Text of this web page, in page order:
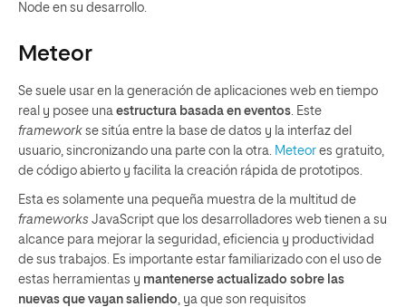
Node en su desarrollo.
Meteor
Se suele usar en la generación de aplicaciones web en tiempo
real y posee una estructura basada en eventos . Este
framework se sitúa entre la base de datos y la interfaz del
usuario, sincronizando una parte con la otra.
Meteor es gratuito,
de código abierto y facilita la creación rápida de prototipos.
Esta es solamente una pequeña muestra de la multitud de
frameworks JavaScript que los desarrolladores web tienen a su
alcance para mejorar la seguridad, eficiencia y productividad
de sus trabajos. Es importante estar familiarizado con el uso de
estas herramientas y mantenerse actualizado sobre las
nuevas que vayan saliendo , ya que son requisitos